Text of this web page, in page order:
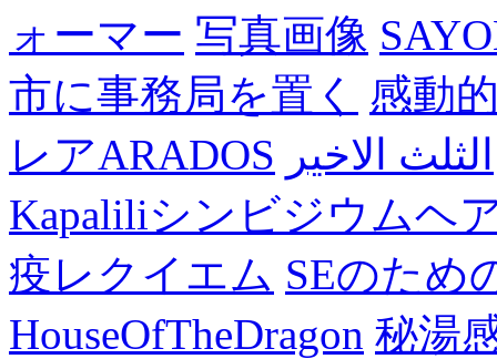
ォーマー 写真画像
市に事務局を置く
感動
レアARADOS الثلث الاخير
Kapaliliシンビジウムヘ
疫レクイエム SEのため
HouseOfTheDragon 秘湯